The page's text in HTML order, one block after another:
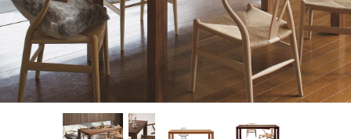
システムソファ テラス AVボード
サイドテーブル 収納家具 デスク 照明
コンソールデスク ミラー 3人掛けソファ
キッズ家具 2人掛けソファ リビングテーブル
キッチンボード 1人掛けソファ ラグ カーテン